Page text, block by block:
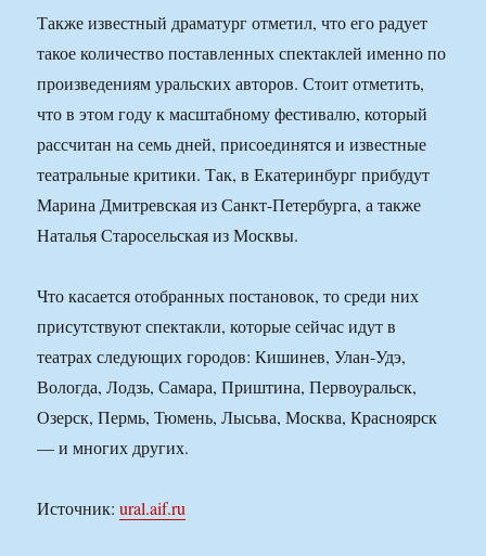
Также известный драматург отметил, что его радует
такое количество поставленных спектаклей именно по
произведениям уральских авторов. Стоит отметить,
что в этом году к масштабному фестивалю, который
рассчитан на семь дней, присоединятся и известные
театральные критики. Так, в Екатеринбург прибудут
Марина Дмитревская из Санкт-Петербурга, а также
Наталья Старосельская из Москвы.
Что касается отобранных постановок, то среди них
присутствуют спектакли, которые сейчас идут в
театрах следующих городов: Кишинев, Улан-Удэ,
Вологда, Лодзь, Самара, Приштина, Первоуральск,
Озерск, Пермь, Тюмень, Лысьва, Москва, Красноярск
— и многих других.
Источник:ural.aif.ru